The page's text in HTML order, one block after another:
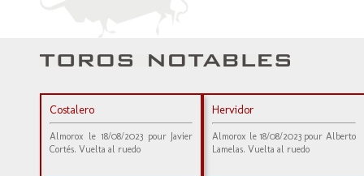
Costalero
Almorox le 18/08/2023 pour Javier
Cortés. Vuelta al ruedo
Hervidor
Almorox le 18/08/2023 pour Alberto
Lamelas. Vuelta al ruedo